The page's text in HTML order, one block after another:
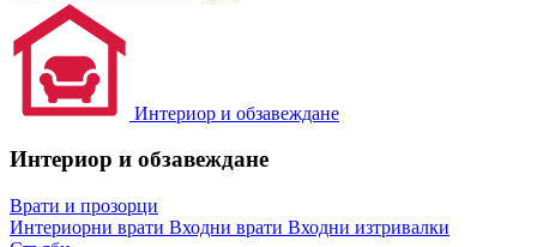
Интериор и обзавеждане
Интериор и обзавеждане
Врати и прозорци
Интериорни врати Входни врати Входни изтривалки